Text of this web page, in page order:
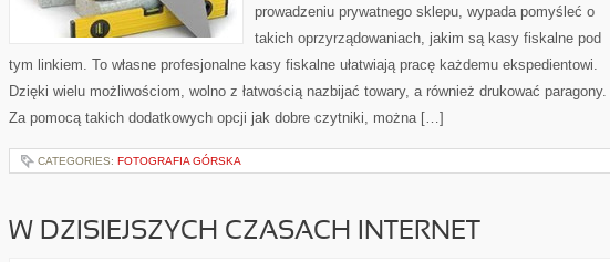
prowadzeniu prywatnego sklepu, wypada pomyśleć o
takich oprzyrządowaniach, jakim są kasy fiskalne pod
tym linkiem. To własne profesjonalne kasy fiskalne ułatwiają pracę każdemu ekspedientowi.
Dzięki wielu możliwościom, wolno z łatwością nazbijać towary, a również drukować paragony.
Za pomocą takich dodatkowych opcji jak dobre czytniki, można […]
CATEGORIES: FOTOGRAFIA GÓRSKA
W DZISIEJSZYCH CZASACH INTERNET